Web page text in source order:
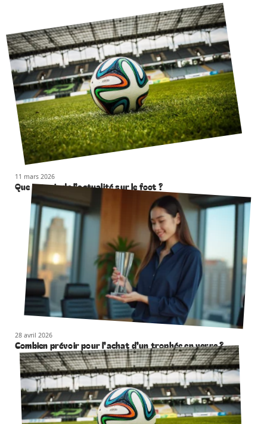
11 mars 2026
Que retenir de l’actualité sur le foot ?
28 avril 2026
Combien prévoir pour l’achat d’un trophée en verre ?